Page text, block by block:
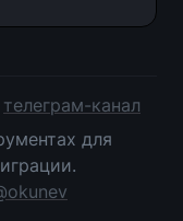
телеграм-канал
для